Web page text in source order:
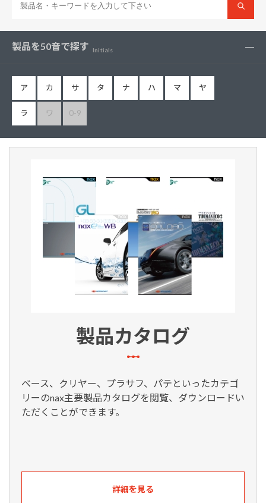
製品を50音で探す Initials
ア カ サ タ ナ ハ マ ヤ
ラ ワ 0-9
製品カタログ
ベース、クリヤー、プラサフ、パテといったカテゴ
リーのnax主要製品カタログを閲覧、ダウンロードい
ただくことができます。
詳細を見る